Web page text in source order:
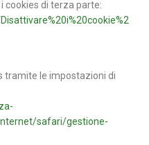
cookies di terza parte:
tramite le impostazioni di
safari/gestione-